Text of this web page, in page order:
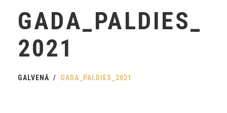
GADA_PALDIES_
2021
GALVENĀ GADA_PALDIES_2021